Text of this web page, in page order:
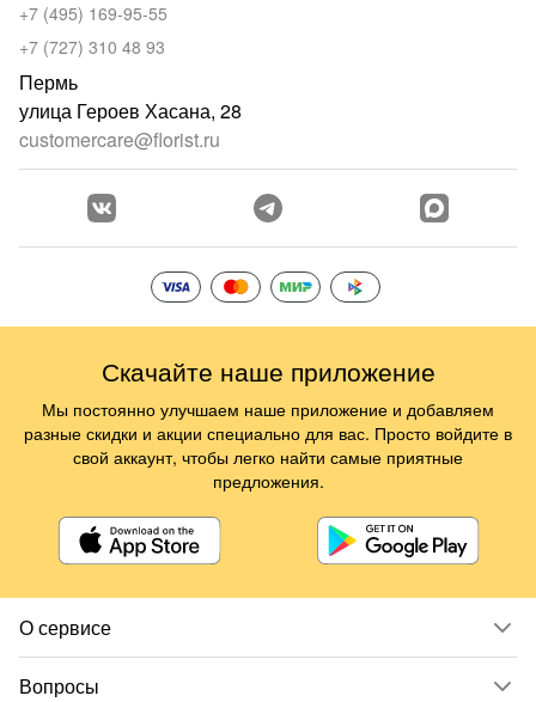
О сервисе
Вопросы
+7 (495) 169-95-55
+7 (727) 310 48 93
Пермь
улица Героев Хасана, 28
customercare@florist.ru
Скачайте наше приложение
Мы постоянно улучшаем наше приложение и добавляем
разные скидки и акции специально для вас. Просто войдите в
свой аккаунт, чтобы легко найти самые приятные
предложения.